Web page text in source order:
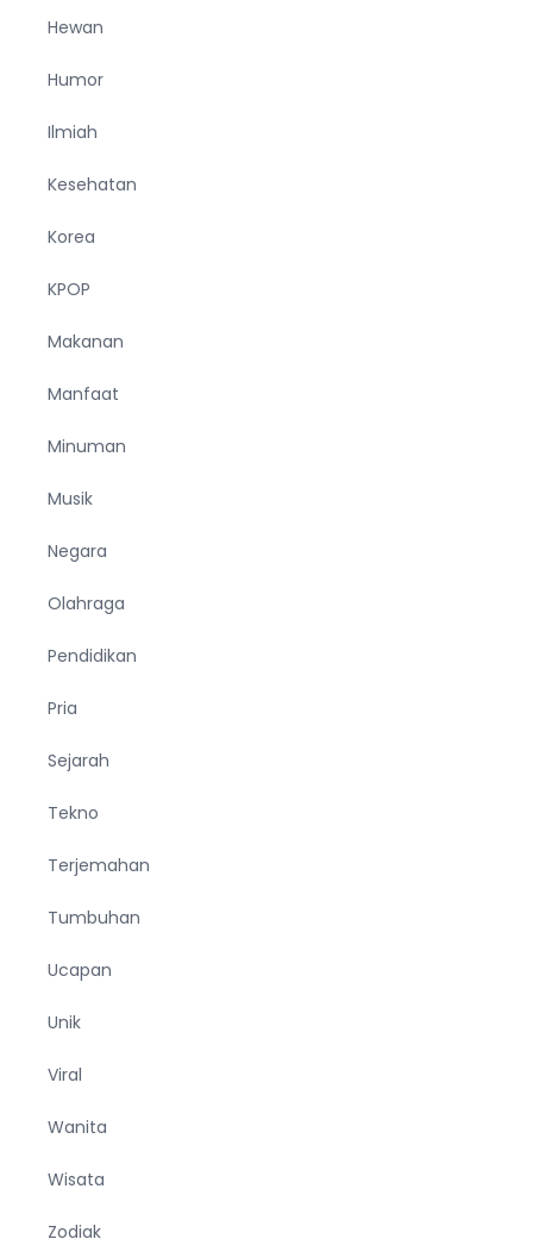
Hewan
Humor
Ilmiah
Kesehatan
Korea
KPOP
Makanan
Manfaat
Minuman
Musik
Negara
Olahraga
Pendidikan
Pria
Sejarah
Tekno
Terjemahan
Tumbuhan
Ucapan
Unik
Viral
Wanita
Wisata
Zodiak